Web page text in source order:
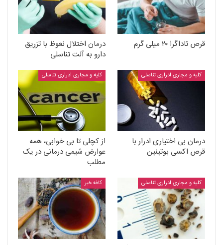
قرص تاداگرا ۲۰ میلی گرم
درمان اختلال نعوظ با تزریق
دارو به آلت تناسلی
کلیه و مجاری ادراری تناسلی
درمان بی اختیاری ادرار با
قرص اکسی بوتینین
کلیه و مجاری ادراری تناسلی
از کچلی تا بی خوابی، همه
عوارض شیمی درمانی در یک
مطلب
کلیه و مجاری ادراری تناسلی کافه خبر